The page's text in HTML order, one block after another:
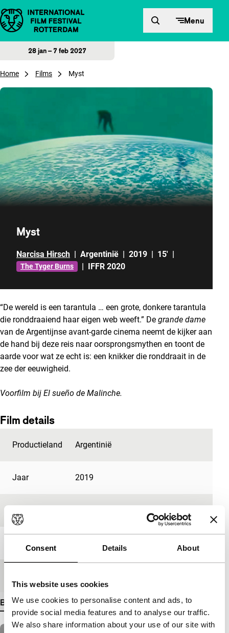
Consent Details About
This website uses cookies
We use cookies to personalise content and ads, to
provide social media features and to analyse our traffic.
We also share information about your use of our site with
Direct naar inhoud Menu
28 jan – 7 feb 2027
Home Films Myst
Myst
Narcisa Hirsch | Argentinië | 2019 | 15' |
The Tyger Burns | IFFR 2020
“De wereld is een tarantula … een grote, donkere tarantula
die ronddraaiend haar eigen web weeft.” De grande dame
van de Argentijnse avant-garde cinema neemt de kijker aan
de hand bij deze reis naar oorsprongsmythen en toont de
aarde voor wat ze echt is: een knikker die ronddraait in de
zee der eeuwigheid.
Voorfilm bij El sueño de Malinche.
Film details
Productieland Argentinië
Jaar 2019
Lengte
Bekijk meer details